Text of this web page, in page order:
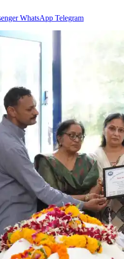
WhatsApp Telegram